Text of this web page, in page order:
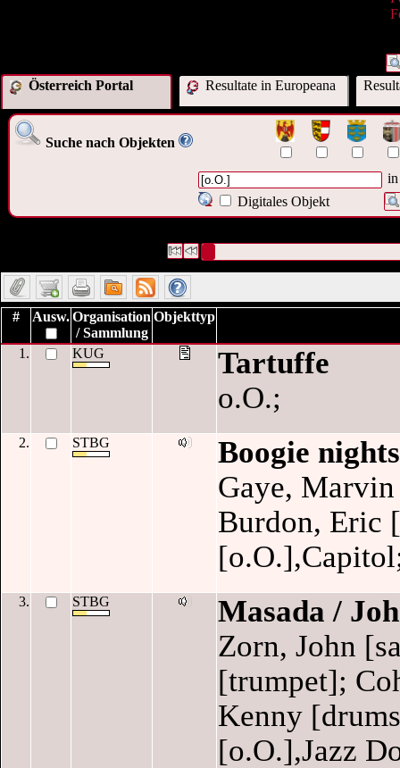
Österreich Portal Resultate in Europeana
Suche nach Objekten
in
Digitales Objekt
# Ausw.Organisation
/ Sammlung
Objekttyp
1. KUG
Tartuffe
o.O.;
2. STBG
Boogie
Gaye,
Burdon, Eric
3. STBG
Masada /
Zorn, John
[trumpet];
Kenny
[o.O.],Jazz